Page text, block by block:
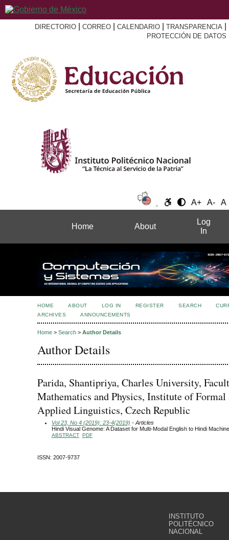
DIRECTORIO CORREO CALENDARIO TRANSPARENCIA
PROTECCIÓN DE DATOS
A+ A- A
Home About
Log
In
HOME ABOUT LOG IN REGISTER SEARCH
ARCHIVES
ANNOUNCEMENTS
Home > Search > Author Details
Author Details
Parida, Shantipriya, Charles University,
Mathematics and Physics, Institute of Formal
Applied Linguistics, Czech Republic
Vol 23, No 4 (2019): 23-4(2019) - Articles
Hindi Visual Genome: A Dataset for Multi-Modal English to Hindi
ABSTRACT PDF
ISSN: 2007-9737
INSTITUTO
POLITÉCNICO
NACIONAL